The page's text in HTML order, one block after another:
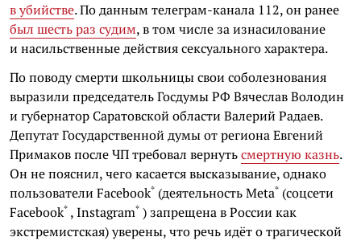
в убийстве.По даннымтелеграм-канала 112, он ранее
был шесть раз судим, в том числе за изнасилование
и насильственные действия сексуального характера.
По поводу смерти школьницы свои соболезнования
выразили председатель Госдумы РФ Вячеслав Володин
и губернатор Саратовской области Валерий Радаев.
Депутат Государственной думы от региона Евгений
Примаков после ЧП требовал вернутьсмертную казнь.
Он не пояснил, чего касается высказывание, однако
пользователи Facebook* (деятельностьMeta* (соцсети
Facebook* ,Instagram* ) запрещена в России как
экстремистская) уверены, что речь идёт о трагической